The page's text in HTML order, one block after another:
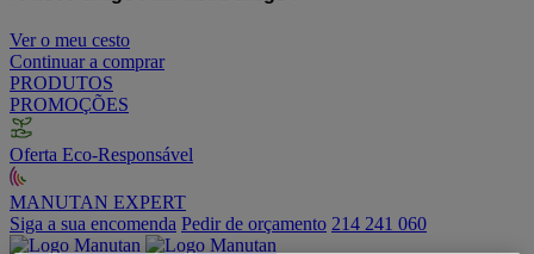
Ver o meu cesto
Continuar a comprar
PRODUTOS
PROMOÇÕES
Oferta Eco-Responsável
MANUTAN EXPERT
Siga a sua encomenda Pedir de orçamento 214 241 060